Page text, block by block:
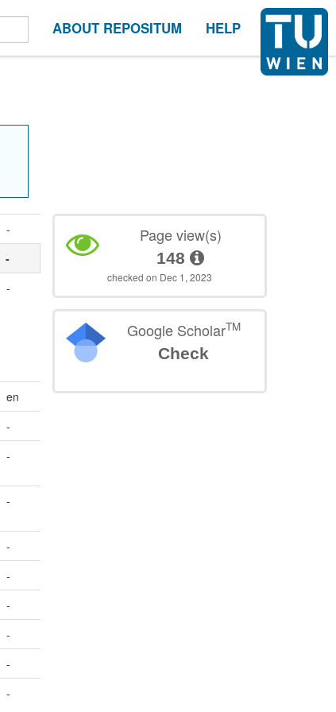
ABOUT REPOSITUM HELP
-
-
-
en
-
-
-
-
-
-
-
-
-
Page view(s)
148
checked on Dec 1, 2023
Google ScholarTM
Check